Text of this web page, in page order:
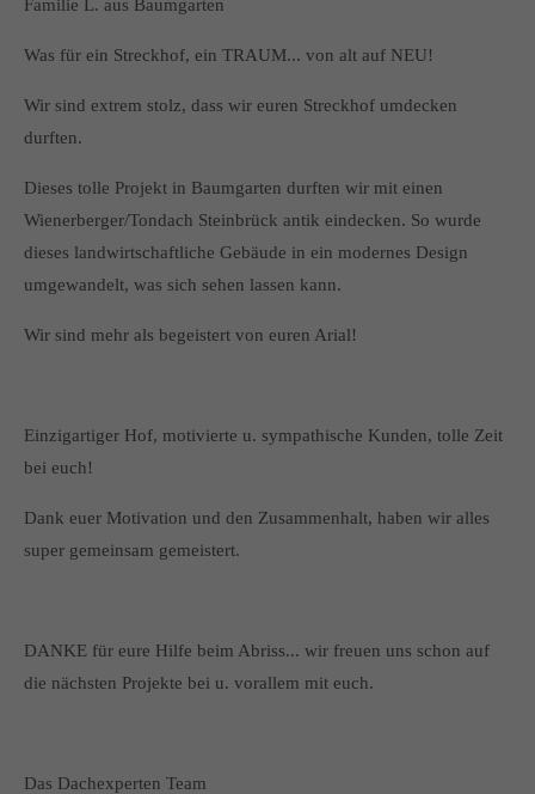
Familie L. aus Baumgarten
Was für ein Streckhof, ein TRAUM... von alt auf NEU!
Wir sind extrem stolz, dass wir euren Streckhof umdecken
durften.
Dieses tolle Projekt in Baumgarten durften wir mit einen
Wienerberger/Tondach Steinbrück antik eindecken. So wurde
dieses landwirtschaftliche Gebäude in ein modernes Design
umgewandelt, was sich sehen lassen kann.
Wir sind mehr als begeistert von euren Arial!
Einzigartiger Hof, motivierte u. sympathische Kunden, tolle Zeit
bei euch!
Dank euer Motivation und den Zusammenhalt, haben wir alles
super gemeinsam gemeistert.
DANKE für eure Hilfe beim Abriss... wir freuen uns schon auf
die nächsten Projekte bei u. vorallem mit euch.
Das Dachexperten Team